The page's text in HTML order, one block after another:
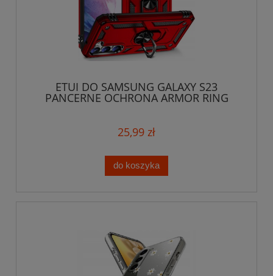
ETUI DO SAMSUNG GALAXY S23
PANCERNE OCHRONA ARMOR RING
25,99 zł
do koszyka